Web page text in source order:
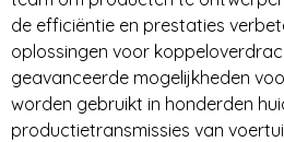
de efficiëntie en prestaties
oplossingen voor
geavanceerde mogelijkheden
worden gebruikt in honderden
productietransmissies van